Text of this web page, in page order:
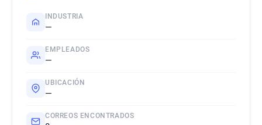
INDUSTRIA
—
EMPLEADOS
—
UBICACIÓN
—
CORREOS ENCONTRADOS